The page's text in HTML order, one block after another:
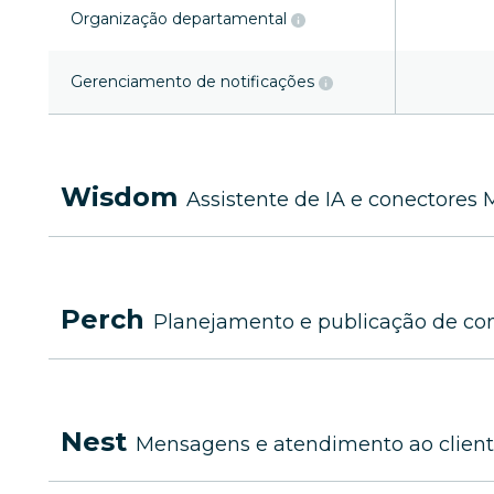
Organização departamental
Gerenciamento de notificações
Wisdom Assistente de IA e conectores
Perch Planejamento e publicação de
Nest Mensagens e atendimento ao